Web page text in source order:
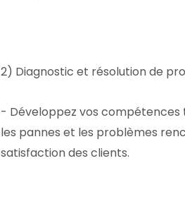
2) Diagnostic et résolution de
- Développez vos
les pannes et les problèmes
satisfaction des clients.